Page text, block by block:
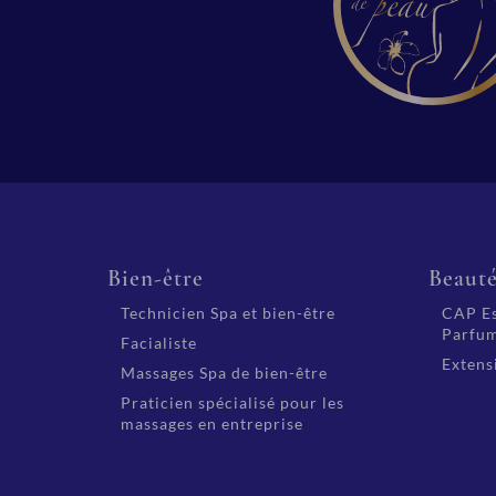
Bien-être
Technicien Spa et bien-être
Facialiste
Massages Spa de bien-être
Praticien spécialisé pour les
massages en entreprise
CAP